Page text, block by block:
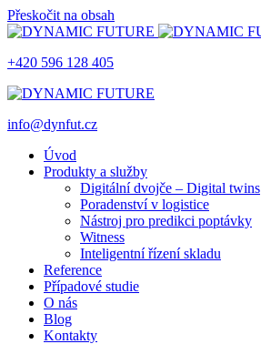
Přeskočit na obsah
+420 596 128 405
info@dynfut.cz
Úvod
Produkty a služby
Digitální dvojče – Digital twins
Poradenství v logistice
Nástroj pro predikci poptávky
Witness
Inteligentní řízení skladu
Reference
Případové studie
O nás
Blog
Kontakty